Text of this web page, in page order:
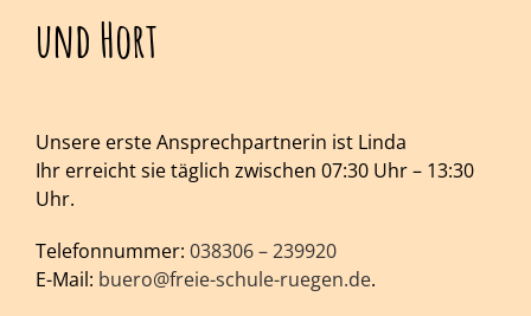
und Hort
Unsere erste Ansprechpartnerin ist Linda
Ihr erreicht sie täglich zwischen 07:30 Uhr – 13:30
Uhr.
Telefonnummer: 038306 – 239920
E-Mail: buero@freie-schule-ruegen.de.